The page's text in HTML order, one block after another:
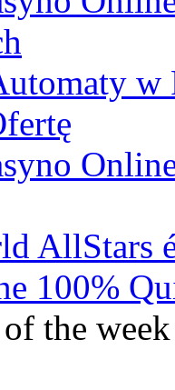
w
AllStars
100%
the week